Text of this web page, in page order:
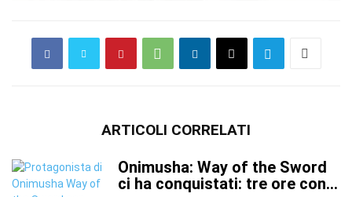
ARTICOLI CORRELATI
Onimusha: Way of the Sword
ci ha conquistati: tre ore con...